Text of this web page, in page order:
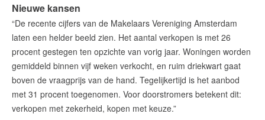
Nieuwe kansen
“De recente cijfers van de Makelaars Vereniging Amsterdam
laten een helder beeld zien. Het aantal verkopen is met 26
procent gestegen ten opzichte van vorig jaar. Woningen worden
gemiddeld binnen vijf weken verkocht, en ruim driekwart gaat
boven de vraagprijs van de hand. Tegelijkertijd is het aanbod
met 31 procent toegenomen. Voor doorstromers betekent dit:
verkopen met zekerheid, kopen met keuze.”